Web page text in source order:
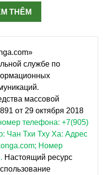
THÊM
службе по
массовой
от 29 октября 2018
телефона: +7(905)
Чан Тхи Тху Ха: Адрес
Номер
Настоящий ресурс